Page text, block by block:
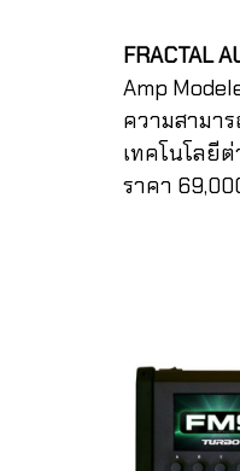
FRACTAL
Amp
ความสามา
เทคโนโลยี
ราคา